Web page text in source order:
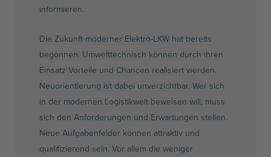
informieren.
Die Zukunft moderner Elektro-LKW hat bereits
begonnen. Umwelttechnisch können durch ihren
Einsatz Vorteile und Chancen realisiert werden.
Neuorientierung ist dabei unverzichtbar. Wer sich
in der modernen Logistikwelt beweisen will, muss
sich den Anforderungen und Erwartungen stellen.
Neue Aufgabenfelder können attraktiv und
qualifizierend sein. Vor allem die weniger